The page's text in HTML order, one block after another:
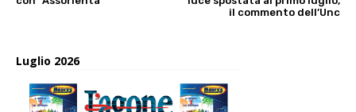
il commento dell’Unc
Luglio 2026